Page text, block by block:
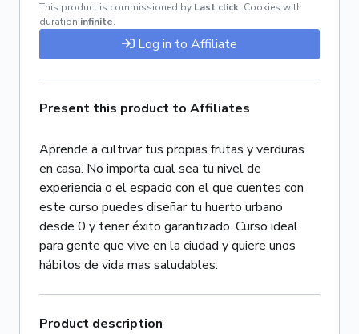
This product is commissioned by Last click, Cookies with
duration infinite.
Log in to Affiliate
Present this product to Affiliates
Aprende a cultivar tus propias frutas y verduras
en casa. No importa cual sea tu nivel de
experiencia o el espacio con el que cuentes con
este curso puedes diseñar tu huerto urbano
desde 0 y tener éxito garantizado. Curso ideal
para gente que vive en la ciudad y quiere unos
hábitos de vida mas saludables.
Product description